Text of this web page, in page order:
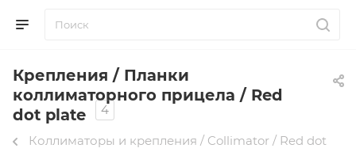
Крепления / Планки
коллиматорного прицела / Red
dot plate
4
Коллиматоры и крепления / Collimator / Red dot